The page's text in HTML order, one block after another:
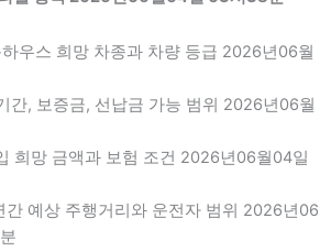
우스 희망 차종과 차량 등급 2026년06월
간, 보증금, 선납금 가능 범위 2026년06월
희망 금액과 보험 조건 2026년06월04일
간 예상 주행거리와 운전자 범위 2026년06